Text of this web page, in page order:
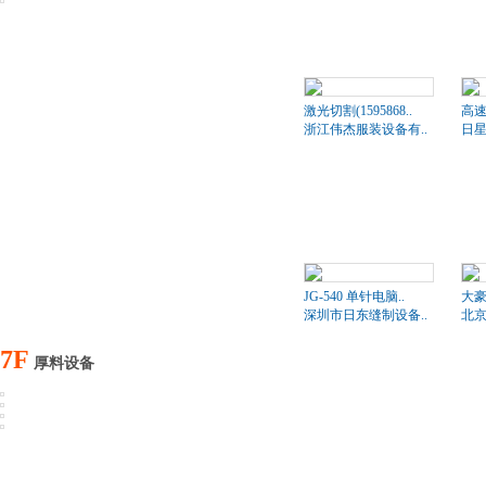
激光切割(1595868..
浙江伟杰服装设备有..
高
日
JG-540 单针电脑..
深圳市日东缝制设备..
大
北
7F 厚料设备